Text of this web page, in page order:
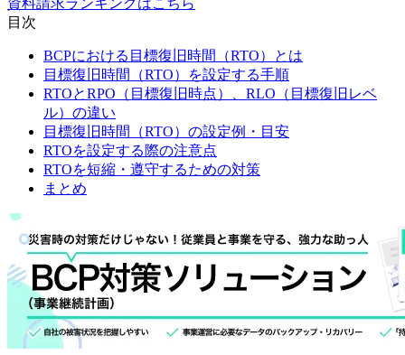
目次
BCPにおける目標復旧時間（RTO）とは
目標復旧時間（RTO）を設定する手順
RTOとRPO（目標復旧時点）、RLO（目標復旧レベ
ル）の違い
目標復旧時間（RTO）の設定例・目安
RTOを設定する際の注意点
RTOを短縮・遵守するための対策
まとめ